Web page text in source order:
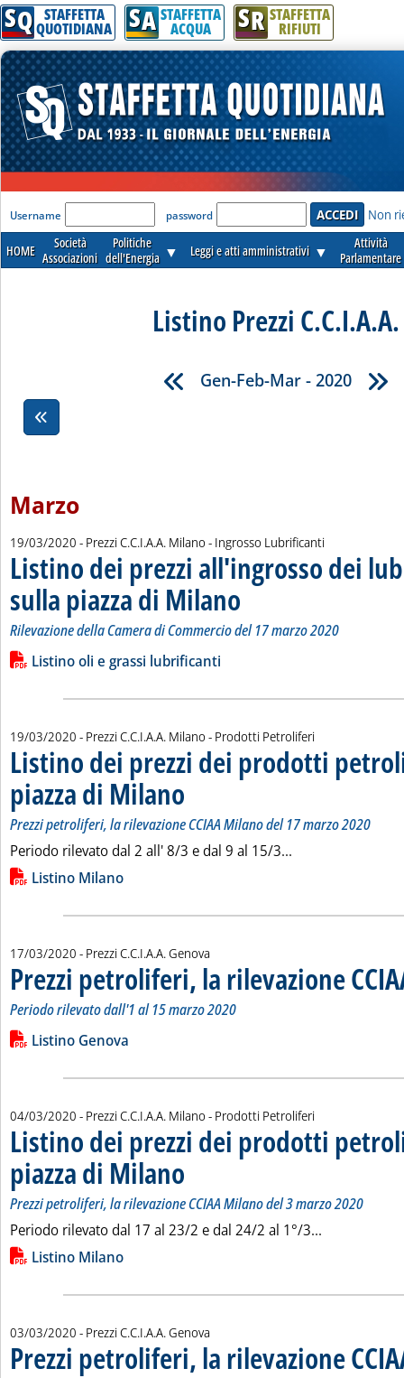
SQ STAFFETTA
QUOTIDIANA SA STAFFETTA
ACQUA SR STAFFETTA
RIFIUTI
'Modulo Login per accedere'
Username password Non
HOME
Società
Associazioni
Politiche
dell'Energia ▼ Leggi e atti amministrativi ▼
Attività
Parlamentare
Listino Prezzi C.C.I.A.A.
Gen-Feb-Mar - 2020
Marzo
19/03/2020 - Prezzi C.C.I.A.A. Milano - Ingrosso Lubrificanti
Listino dei prezzi all'ingrosso dei
sulla piazza di Milano . Sottotitolo: Rilevazione della
. Pubblicata giovedì 19 marzo 2020
Rilevazione della Camera di Commercio del 17 marzo 2020
Leggi tutta la notizia: 'Listino dei prezzi all'ingrosso dei
Lista allegati PDF alla notizia
Listino oli e grassi lubrificanti
19/03/2020 - Prezzi C.C.I.A.A. Milano - Prodotti Petroliferi
Listino dei prezzi dei prodotti
piazza di Milano . Sottotitolo: Prezzi petroliferi, la rilevazione
. Pubblicata giovedì 19 marzo 2020 alle 12.39.
Prezzi petroliferi, la rilevazione CCIAA Milano del 17 marzo 2020
Periodo rilevato dal 2 all' 8/3 e dal 9 al 15/3...
Lista allegati PDF alla notizia
Listino Milano
17/03/2020 - Prezzi C.C.I.A.A. Genova
Prezzi petroliferi, la rilevazione
Periodo rilevato dall'1 al 15 marzo 2020
Leggi tutta la notizia: 'Prezzi petroliferi, la rilevazione CCIAA
Lista allegati PDF alla notizia
Listino Genova
04/03/2020 - Prezzi C.C.I.A.A. Milano - Prodotti Petroliferi
Listino dei prezzi dei prodotti
piazza di Milano . Sottotitolo: Prezzi petroliferi, la rilevazione
. Pubblicata mercoledì 04 marzo 2020 alle 17.24.
Prezzi petroliferi, la rilevazione CCIAA Milano del 3 marzo 2020
Periodo rilevato dal 17 al 23/2 e dal 24/2 al 1°/3...
Lista allegati PDF alla notizia
Listino Milano
03/03/2020 - Prezzi C.C.I.A.A. Genova
Prezzi petroliferi, la rilevazione